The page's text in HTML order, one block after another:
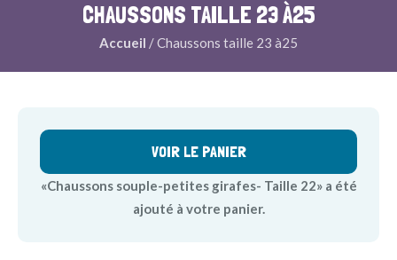
CHAUSSONS TAILLE 23 À25
Accueil / Chaussons taille 23 à25
VOIR LE PANIER
«Chaussons souple-petites girafes- Taille 22» a été
ajouté à votre panier.